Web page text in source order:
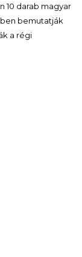
10 darab magyar
bemutatják
a régi